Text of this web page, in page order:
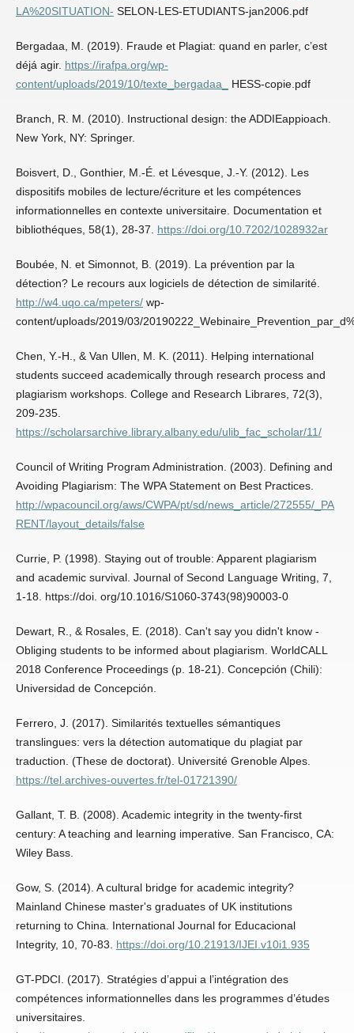
LA%20SITUATION- SELON-LES-ETUDIANTS-jan2006.pdf
Bergadaa, M. (2019). Fraude et Plagiat: quand en parler, c’est
déjá agir. https://irafpa.org/wp-
content/uploads/2019/10/texte_bergadaa_
HESS-copie.pdf
Branch, R. M. (2010). Instructional design: the ADDIEappioach.
New York, NY: Springer.
Boisvert, D., Gonthier, M.-É. et Lévesque, J.-Y. (2012). Les
dispositifs mobiles de lecture/écriture et les compétences
informationnelles en contexte universitaire. Documentation et
bibliothéques, 58(1), 28-37. https://doi.org/10.7202/1028932ar
Boubée, N. et Simonnot, B. (2019). La prévention par la
détection? Le recours aux logiciels de détection de similarité.
http://w4.uqo.ca/mpeters/wp-
content/uploads/2019/03/
Chen, Y.-H., & Van Ullen, M. K. (2011). Helping international
students succeed academically through research process and
plagiarism workshops. College and Research Librares, 72(3),
209-235.
https://scholarsarchive.library.albany.edu/ulib_fac_scholar/11/
Council of Writing Program Administration. (2003). Defining and
Avoiding Plagiarism: The WPA Statement on Best Practices.
http://wpacouncil.org/aws/CWPA/pt/sd/news_article/272555/_PA
RENT/layout_details/false
Currie, P. (1998). Staying out of trouble: Apparent plagiarism
and academic survival. Journal of Second Language Writing, 7,
1-18. https://doi. org/10.1016/S1060-3743(98)90003-0
Dewart, R., & Rosales, E. (2018). Can't say you didn't know -
Obliging students to be informed about plagiarism. WorldCALL
2018 Conference Proceedings (p. 18-21). Concepción (Chili):
Universidad de Concepción.
Ferrero, J. (2017). Similarités textuelles sémantiques
translingues: vers la détection automatique du plagiat par
traduction. (These de doctorat). Université Grenoble Alpes.
https://tel.archives-ouvertes.fr/tel-01721390/
Gallant, T. B. (2008). Academic integrity in the twenty-first
century: A teaching and learning imperative. San Francisco, CA:
Wiley Bass.
Gow, S. (2014). A cultural bridge for academic integrity?
Mainland Chinese master's graduates of UK institutions
returning to China. International Journal for Educacional
Integrity, 10, 70-83. https://doi.org/10.21913/IJEI.v10i1.935
GT-PDCI. (2017). Stratégies d’appui a l’intégration des
compétences informationnelles dans les programmes d’études
universitaires.